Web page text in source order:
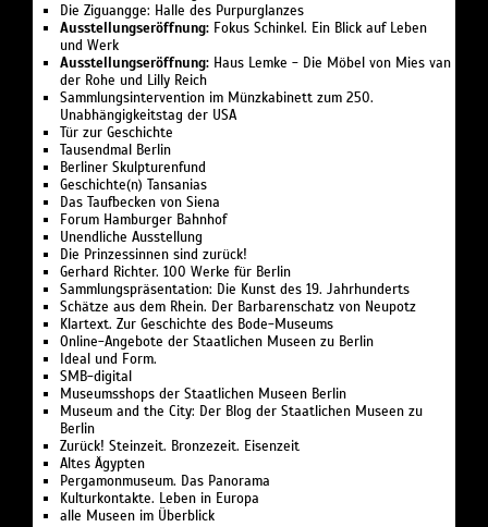
Die Ziguangge: Halle des Purpurglanzes
Ausstellungseröffnung: Fokus Schinkel. Ein Blick auf Leben
und Werk
Ausstellungseröffnung: Haus Lemke - Die Möbel von Mies van
der Rohe und Lilly Reich
Sammlungsintervention im Münzkabinett zum 250.
Unabhängigkeitstag der USA
Tür zur Geschichte
Tausendmal Berlin
Berliner Skulpturenfund
Geschichte(n) Tansanias
Das Taufbecken von Siena
Forum Hamburger Bahnhof
Unendliche Ausstellung
Die Prinzessinnen sind zurück!
Gerhard Richter. 100 Werke für Berlin
Sammlungspräsentation: Die Kunst des 19. Jahrhunderts
Schätze aus dem Rhein. Der Barbarenschatz von Neupotz
Klartext. Zur Geschichte des Bode-Museums
Online-Angebote der Staatlichen Museen zu Berlin
Ideal und Form.
SMB-digital
Museumsshops der Staatlichen Museen Berlin
Museum and the City: Der Blog der Staatlichen Museen zu
Berlin
Zurück! Steinzeit. Bronzezeit. Eisenzeit
Altes Ägypten
Pergamonmuseum. Das Panorama
Kulturkontakte. Leben in Europa
alle Museen im Überblick